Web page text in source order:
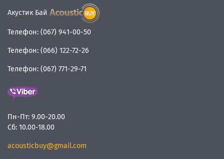
Акустик Бай
Телефон: (067) 941-00-50
Телефон: (066) 122-72-26
Телефон: (067) 771-29-71
Пн-Пт: 9.00-20.00
Сб: 10.00-18.00
acousticbuy@gmail.com